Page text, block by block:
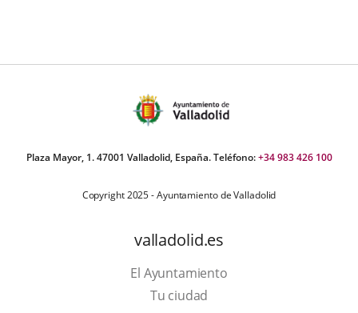
Plaza Mayor, 1. 47001 Valladolid, España. Teléfono:+34 983 426 100
Copyright 2025 - Ayuntamiento de Valladolid
valladolid.es
El Ayuntamiento
Tu ciudad